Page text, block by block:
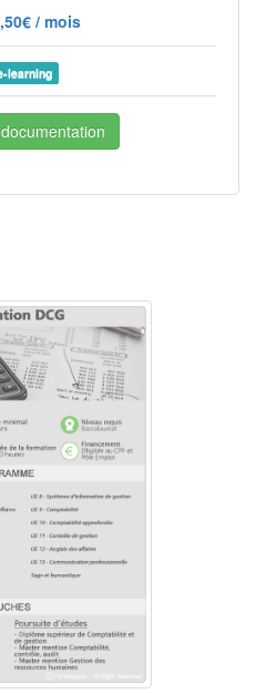
/ mois
learning